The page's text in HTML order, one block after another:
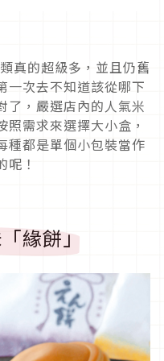
真的超級多，並且仍舊
一次去不知道該從哪下
了，嚴選店內的人氣米
需求來選擇大小盒，
種都是單個小包裝當作
！
緣餅」